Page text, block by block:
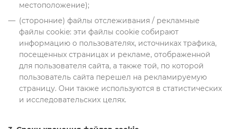
местоположение);
(сторонние) файлы отслеживания / рекламные
файлы cookie: эти файлы cookie собирают
информацию о пользователях, источниках трафика,
посещенных страницах и рекламе, отображенной
для пользователя сайта, а также той, по которой
пользователь сайта перешел на рекламируемую
страницу. Они также используются в статистических
и исследовательских целях.